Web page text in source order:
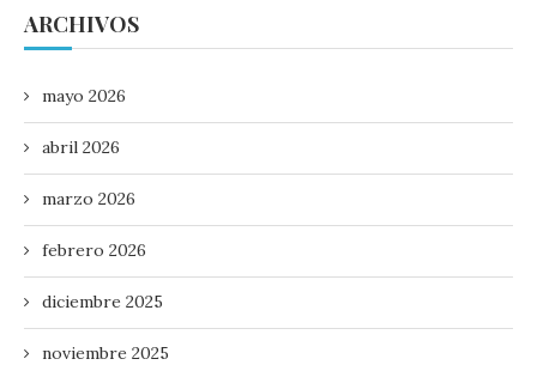
ARCHIVOS
mayo 2026
abril 2026
marzo 2026
febrero 2026
diciembre 2025
noviembre 2025